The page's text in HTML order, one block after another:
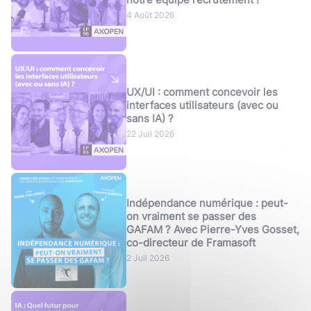
4 Août 2026
UX/UI : comment concevoir les
interfaces utilisateurs (avec ou
sans IA) ?
22 Juil 2026
Indépendance numérique : peut-
on vraiment se passer des
GAFAM ? Avec Pierre-Yves Gosset,
co-directeur de Framasoft
2 Juil 2026